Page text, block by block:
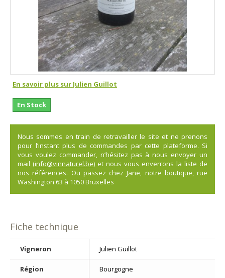
En savoir plus sur Julien Guillot
En Stock
Nous sommes en train de retravailler le site et ne prenons
pour l’instant plus de commandes par cette plateforme. Si
vous voulez commander, n’hésitez pas à nous envoyer un
mail (info@vinnaturel.be) et nous vous enverrons la liste de
nos références. Ou passez chez Jane, notre boutique, rue
Washington 63 à 1050 Bruxelles
Fiche technique
Vigneron Julien Guillot
Région Bourgogne